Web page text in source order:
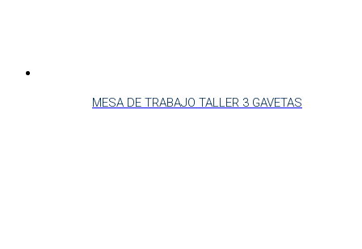
MESA DE TRABAJO TALLER 3 GAVETAS